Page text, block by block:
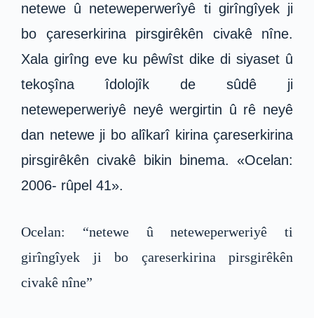
netewe û neteweperwerîyê ti girîngîyek ji
bo çareserkirina pirsgirêkên civakê nîne.
Xala girîng eve ku pêwîst dike di siyaset û
tekoşîna îdolojîk de sûdê ji
neteweperweriyê neyê wergirtin û rê neyê
dan netewe ji bo alîkarî kirina çareserkirina
pirsgirêkên civakê bikin binema. «Ocelan:
2006- rûpel 41».
Ocelan: “netewe û neteweperweriyê ti
girîngîyek ji bo çareserkirina pirsgirêkên
civakê nîne”